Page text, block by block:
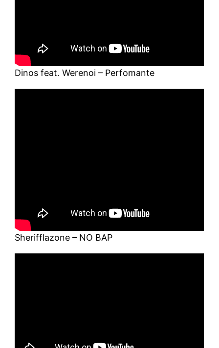
Dinos feat. Werenoi – Perfomante
Sherifflazone – NO BAP